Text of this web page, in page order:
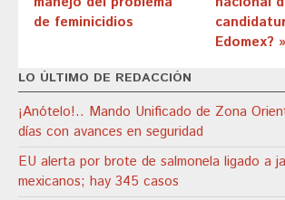
de feminicidios
Edomex? »
LO ÚLTIMO DE REDACCIÓN
¡Anótelo!.. Mando Unificado de Zona
días con avances en seguridad
EU alerta por brote de salmonela ligado a
mexicanos; hay 345 casos